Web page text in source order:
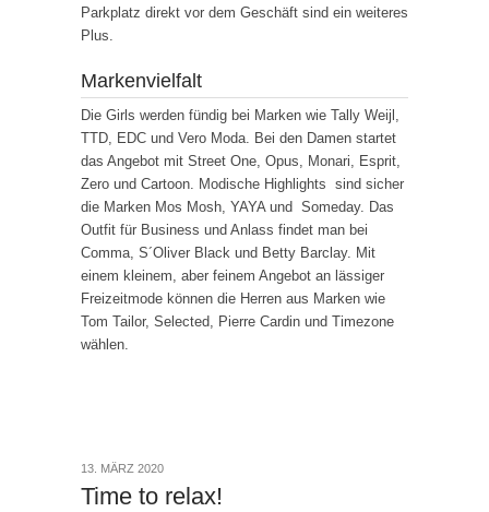
Parkplatz direkt vor dem Geschäft sind ein weiteres
Plus.
Markenvielfalt
Die Girls werden fündig bei Marken wie Tally Weijl,
TTD, EDC und Vero Moda. Bei den Damen startet
das Angebot mit Street One, Opus, Monari, Esprit,
Zero und Cartoon. Modische Highlights sind sicher
die Marken Mos Mosh, YAYA und Someday. Das
Outfit für Business und Anlass findet man bei
Comma, S´Oliver Black und Betty Barclay. Mit
einem kleinem, aber feinem Angebot an lässiger
Freizeitmode können die Herren aus Marken wie
Tom Tailor, Selected, Pierre Cardin und Timezone
wählen.
Time to relax!
13. MÄRZ 2020